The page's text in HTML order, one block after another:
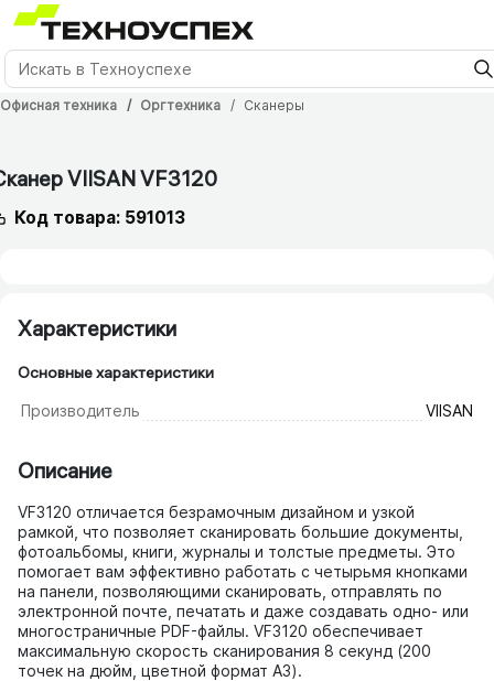
Офисная техника Оргтехника Сканеры
VIISAN VF3120
Код товара: 591013
Характеристики
Основные характеристики
Производитель VIISAN
Описание
VF3120 отличается безрамочным дизайном и узкой
рамкой, что позволяет сканировать большие документы,
фотоальбомы, книги, журналы и толстые предметы. Это
помогает вам эффективно работать с четырьмя кнопками
на панели, позволяющими сканировать, отправлять по
электронной почте, печатать и даже создавать одно- или
многостраничные PDF-файлы. VF3120 обеспечивает
максимальную скорость сканирования 8 секунд (200
точек на дюйм, цветной формат A3).